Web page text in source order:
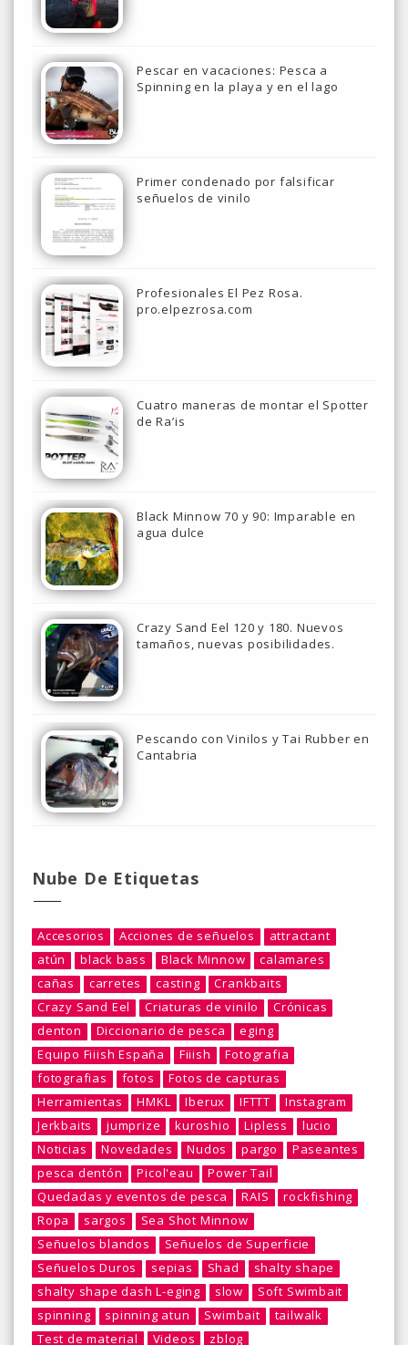
Pescar en vacaciones: Pesca a
Spinning en la playa y en el lago
Primer condenado por falsificar
señuelos de vinilo
Profesionales El Pez Rosa.
pro.elpezrosa.com
Cuatro maneras de montar el Spotter
de Ra’is
Black Minnow 70 y 90: Imparable en
agua dulce
Crazy Sand Eel 120 y 180. Nuevos
tamaños, nuevas posibilidades.
Pescando con Vinilos y Tai Rubber en
Cantabria
Nube De Etiquetas
Accesorios Acciones de señuelos
attractant
atún
black bass Black Minnow
calamares
cañas
carretes casting
Crankbaits
Crazy Sand Eel
Criaturas de vinilo
Crónicas
denton
Diccionario de pesca
eging
Equipo Fiiish España
Fiiish
Fotografia
fotografias
fotos
Fotos de capturas
Herramientas
HMKL Iberux IFTTT
Instagram
Jerkbaits
jumprize kuroshio Lipless
lucio
Noticias
Novedades Nudos pargo
Paseantes
pesca dentón
Picol'eau
Power Tail
Quedadas y eventos de pesca
RAIS
rockfishing
Ropa
sargos
Sea Shot Minnow
Señuelos blandos
Señuelos de Superficie
Señuelos Duros
sepias Shad
shalty shape
shalty shape dash L-eging
slow
Soft Swimbait
spinning
spinning atun Swimbait
tailwalk
Test de material
Videos zblog